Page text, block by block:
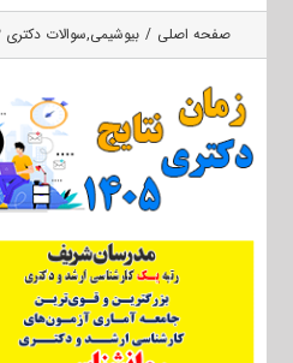
صفحه اصلی بیوشیمی,سوالات دکتری ۱۴۰۲